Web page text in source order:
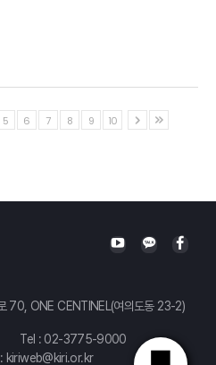
5 6 7 8 9 10
70, ONE CENTINEL(여의도동 23-2)
Tel : 02-3775-9000
kiriweb@kiri.or.kr